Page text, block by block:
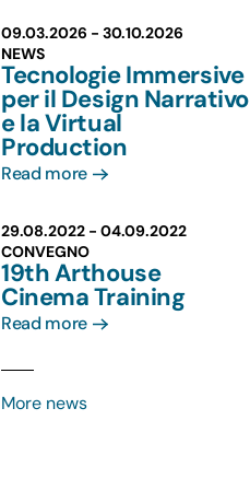
09.03.2026 - 30.10.2026
NEWS
Tecnologie Immersive
per il Design Narrativo
e la Virtual
Production
Read more
29.08.2022 - 04.09.2022
CONVEGNO
19th Arthouse
Cinema Training
Read more
More news